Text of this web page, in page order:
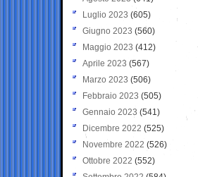
Luglio 2023 (605)
Giugno 2023 (560)
Maggio 2023 (412)
Aprile 2023 (567)
Marzo 2023 (506)
Febbraio 2023 (505)
Gennaio 2023 (541)
Dicembre 2022 (525)
Novembre 2022 (526)
Ottobre 2022 (552)